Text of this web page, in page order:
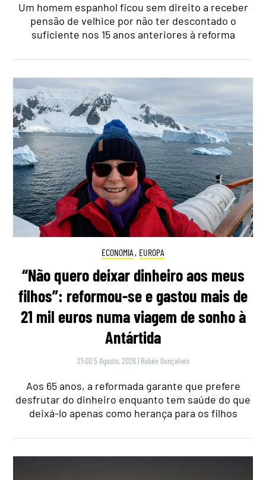
Um homem espanhol ficou sem direito a receber
pensão de velhice por não ter descontado o
suficiente nos 15 anos anteriores à reforma
ECONOMIA , EUROPA
“Não quero deixar dinheiro aos meus
filhos”: reformou-se e gastou mais de
21 mil euros numa viagem de sonho à
Antártida
21:00 5 Agosto, 2026 | Rubén Gonçalves
Aos 65 anos, a reformada garante que prefere
desfrutar do dinheiro enquanto tem saúde do que
deixá-lo apenas como herança para os filhos